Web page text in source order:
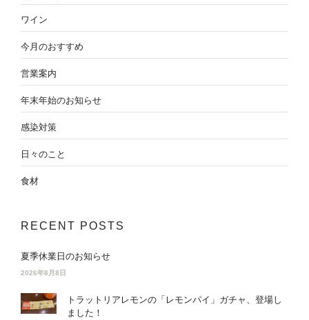
ワイン
今月のおすすめ
営業案内
年末年始のお知らせ
感染対策
日々のこと
食材
RECENT POSTS
夏季休業日のお知らせ
2026年8月8日
トラットリアレモンの「レモンパイ」ガチャ、登場し
ました！